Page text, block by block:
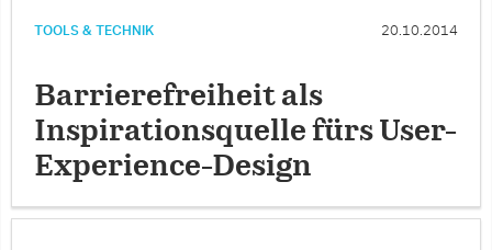
TOOLS & TECHNIK 20.10.2014
Barrierefreiheit als
Inspirationsquelle fürs User-
Experience-Design